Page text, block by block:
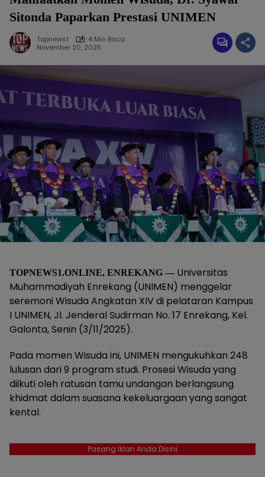
Sitonda Paparkan Prestasi UNIMEN
Topnews1
4 Min Baca
November 20, 2025
TOPNEWS1.ONLINE, ENREKANG — Universitas
Muhammadiyah Enrekang (UNIMEN) menggelar
seremoni Wisuda Angkatan XIV di pelataran Kampus
I UNIMEN, Jl. Jenderal Sudirman No. 17 Enrekang, Kel.
Galonta, Senin (3/11/2025).
Pada momen Wisuda ini, UNIMEN mengukuhkan 248
lulusan dari 9 program studi. Prosesi Wisuda yang
diikuti oleh ratusan tamu undangan berlangsung
khidmat dalam suasana kekeluargaan yang sangat
kental.
Pasang Iklan Anda Disini